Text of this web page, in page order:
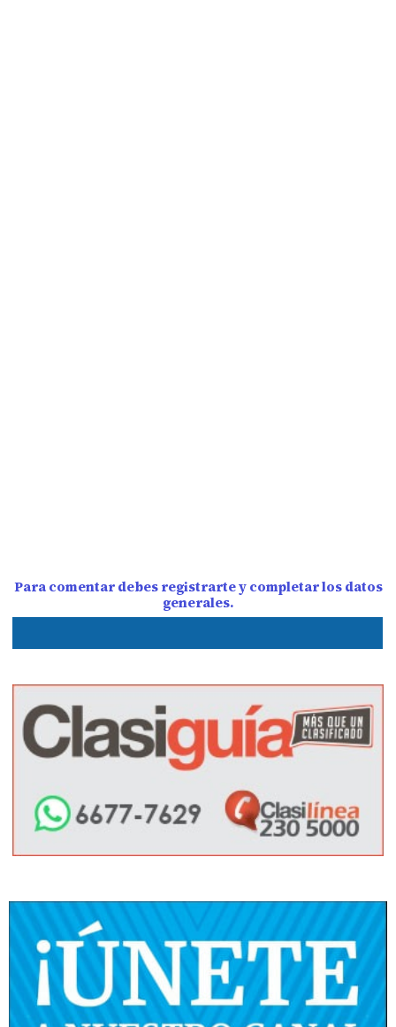
Para comentar debes registrarte y completar los datos
generales.